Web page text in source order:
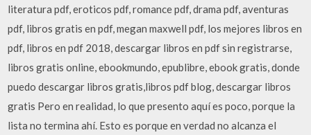
literatura pdf, eroticos pdf, romance pdf, drama pdf, aventuras
pdf, libros gratis en pdf, megan maxwell pdf, los mejores libros en
pdf, libros en pdf 2018, descargar libros en pdf sin registrarse,
libros gratis online, ebookmundo, epublibre, ebook gratis, donde
puedo descargar libros gratis,libros pdf blog, descargar libros
gratis Pero en realidad, lo que presento aquí es poco, porque la
lista no termina ahí. Esto es porque en verdad no alcanza el